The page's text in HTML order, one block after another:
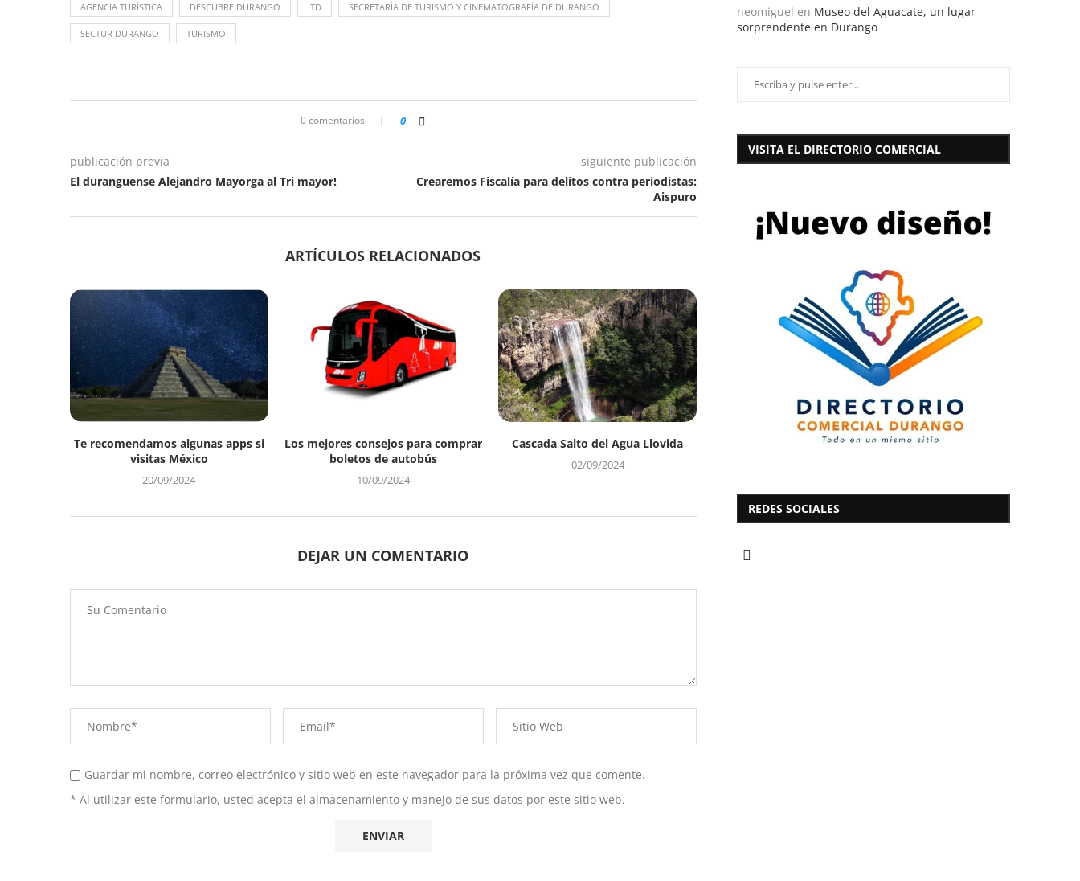
AGENCIA TURÍSTICA DESCUBRE DURANGO ITD SECRETARÍA DE TURISMO Y CINEMATOGRAFÍA DE DURANGO
SECTUR DURANGO TURISMO
0 comentarios 0
publicación previa
El duranguense Alejandro Mayorga al Tri mayor!
siguiente publicación
Crearemos Fiscalía para delitos contra periodistas:
Aispuro
ARTÍCULOS RELACIONADOS
Te recomendamos algunas apps si
visitas México
20/09/2024
Los mejores consejos para comprar
boletos de autobús
10/09/2024
Cascada Salto del Agua Llovida
02/09/2024
DEJAR UN COMENTARIO
Guardar mi nombre, correo electrónico y sitio web en este navegador para la próxima vez que comente.
* Al utilizar este formulario, usted acepta el almacenamiento y manejo de sus datos por este sitio web.
neomiguel en Museo del Aguacate, un lugar
sorprendente en Durango
VISITA EL DIRECTORIO COMERCIAL
REDES SOCIALES